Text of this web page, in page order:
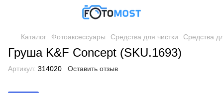
Каталог Фотоаксессуары Средства для чистки Средства
Груша K&F Concept (SKU.1693)
Артикул: 314020 Оставить отзыв